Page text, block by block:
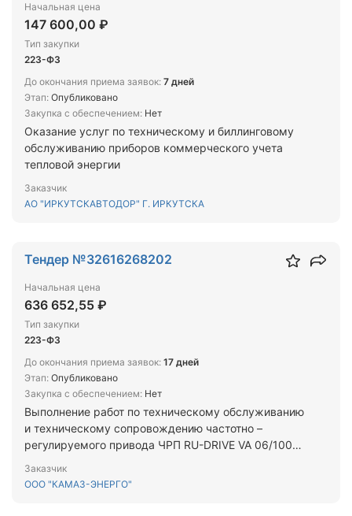
Начальная цена
147 600,00 ₽
Тип закупки
223-ФЗ
До окончания приема заявок: 7 дней
Этап: Опубликовано
Закупка с обеспечением: Нет
Оказание услуг по техническому и биллинговому
обслуживанию приборов коммерческого учета
тепловой энергии
Заказчик
АО "ИРКУТСКАВТОДОР" Г. ИРКУТСКА
Тендер №32616268202
Начальная цена
636 652,55 ₽
Тип закупки
223-ФЗ
До окончания приема заявок: 17 дней
Этап: Опубликовано
Закупка с обеспечением: Нет
Выполнение работ по техническому обслуживанию
и техническому сопровождению частотно –
регулируемого привода ЧРП RU-DRIVE VA 06/100
A3S)
Заказчик
ООО "КАМАЗ-ЭНЕРГО"